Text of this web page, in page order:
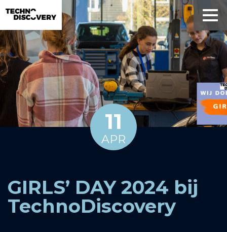
11
APR
GIRLS’ DAY 2024 bij
TechnoDiscovery